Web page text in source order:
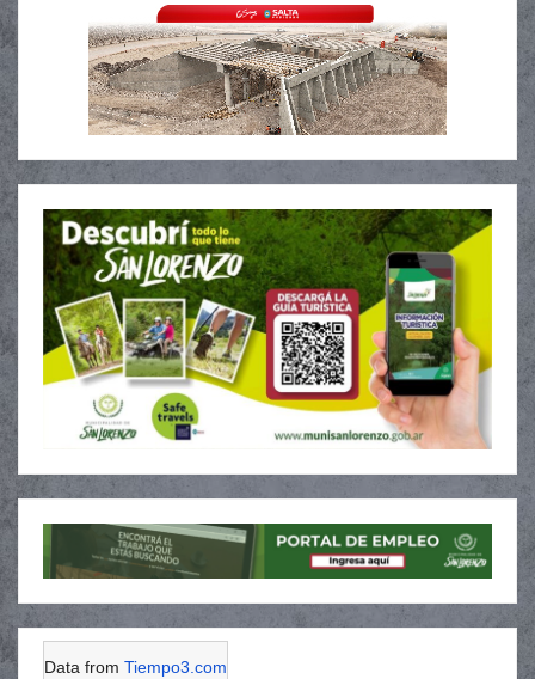
Data from Tiempo3.com